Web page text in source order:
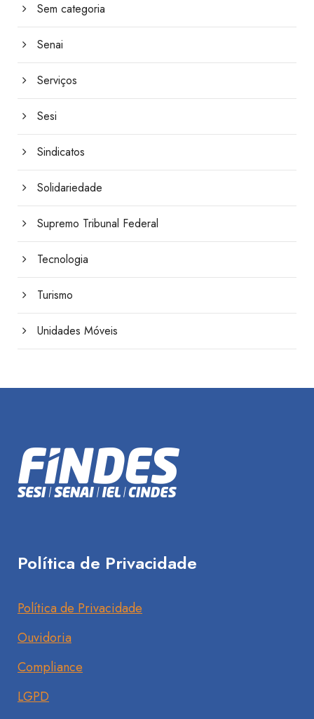
Sem categoria
Senai
Serviços
Sesi
Sindicatos
Solidariedade
Supremo Tribunal Federal
Tecnologia
Turismo
Unidades Móveis
Política de Privacidade
Política de Privacidade
Ouvidoria
Compliance
LGPD